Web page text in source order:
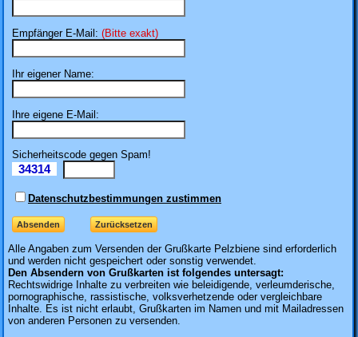
Empfänger E-Mail: (Bitte exakt)
Ihr eigener Name:
Ihre eigene E-Mail:
Sicherheitscode gegen Spam!
34314Il
Datenschutzbestimmungen zustimmen
Alle Angaben zum Versenden der Grußkarte Pelzbiene sind erforderlich
und werden nicht gespeichert oder sonstig verwendet.
Den Absendern von Grußkarten ist folgendes untersagt:
Rechtswidrige Inhalte zu verbreiten wie beleidigende, verleumderische,
pornographische, rassistische, volksverhetzende oder vergleichbare
Inhalte. Es ist nicht erlaubt, Grußkarten im Namen und mit Mailadressen
von anderen Personen zu versenden.